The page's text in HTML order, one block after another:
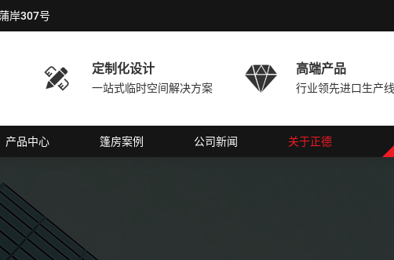
岸307号
 定制化设计
一站式临时空间解决方案  高端产品
行业领先进口生产线
产品中心 篷房案例 公司新闻 关于正德